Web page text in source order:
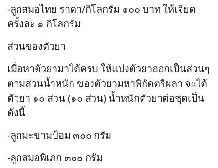
-ลูกสมอไทย ราคา/กิโลกรัม ๑๐๐ บาท ให้เจียด
ครั้งละ ๑ กิโลกรัม
ส่วนของตัวยา
เมื่อหาตัวยามาได้ครบ ให้แบ่งตัวยาออกเป็นส่วนๆ
ตามส่วนน้ำหนัก ของตัวยามหาพิกัดตรีผลา จะได้
ตัวยา ๑๐ ส่วน (๑๐ ส่วน) น้ำหนักตัวยาต่อชุดเป็น
ดังนี้
-ลูกมะขามป้อม ๓๐๐ กรัม
-ลูกสมอพิเภก ๓๐๐ กรัม